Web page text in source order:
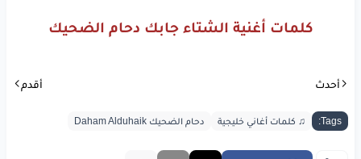
كلمات أغنية الشتاء جابك دحام الضحيك
أحدث أقدم
Tags: ♫ كلمات أغاني خليجية دحام الضحيك Daham Alduhaik